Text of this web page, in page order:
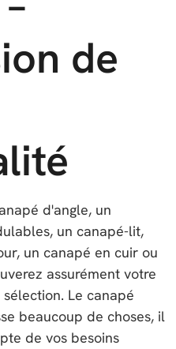
de
d'angle, un
un canapé-lit,
un canapé en cuir ou
assurément votre
Le canapé
beaucoup de choses, il
de vos besoins